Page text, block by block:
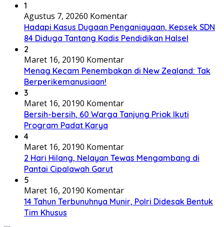
1
Agustus 7, 20260 Komentar
Hadapi Kasus Dugaan Penganiayaan, Kepsek SDN
84 Diduga Tantang Kadis Pendidikan Halsel
2
Maret 16, 20190 Komentar
Menag Kecam Penembakan di New Zealand: Tak
Berperikemanusiaan!
3
Maret 16, 20190 Komentar
Bersih-bersih, 60 Warga Tanjung Priok Ikuti
Program Padat Karya
4
Maret 16, 20190 Komentar
2 Hari Hilang, Nelayan Tewas Mengambang di
Pantai Cipalawah Garut
5
Maret 16, 20190 Komentar
14 Tahun Terbunuhnya Munir, Polri Didesak Bentuk
Tim Khusus